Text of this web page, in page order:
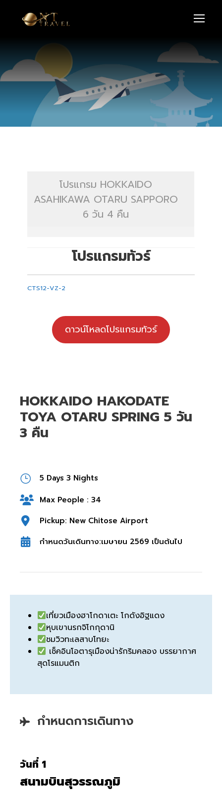
โปรแกรม HOKKAIDO
ASAHIKAWA OTARU SAPPORO
6 วัน 4 คืน
โปรแกรมทัวร์
CTS12-VZ-2
ดาวน์โหลดโปรแกรมทัวร์
HOKKAIDO HAKODATE
TOYA OTARU SPRING 5 วัน
3 คืน
5 Days 3 Nights
Max People : 34
Pickup: New Chitose Airport
กำหนดวันเดินทาง:เมษายน 2569 เป็นต้นไป
เที่ยวเมืองฮาโกดาเตะ โกดังอิฐแดง
หุบเขานรกจิโกกุดานิ
ชมวิวทะเลสาบโทยะ
เช็คอินโอตารุเมืองน่ารักริมคลอง บรรยากาศ
สุดโรแมนติก
กำหนดการเดินทาง
วันที่ 1
สนามบินสุวรรณภูมิ